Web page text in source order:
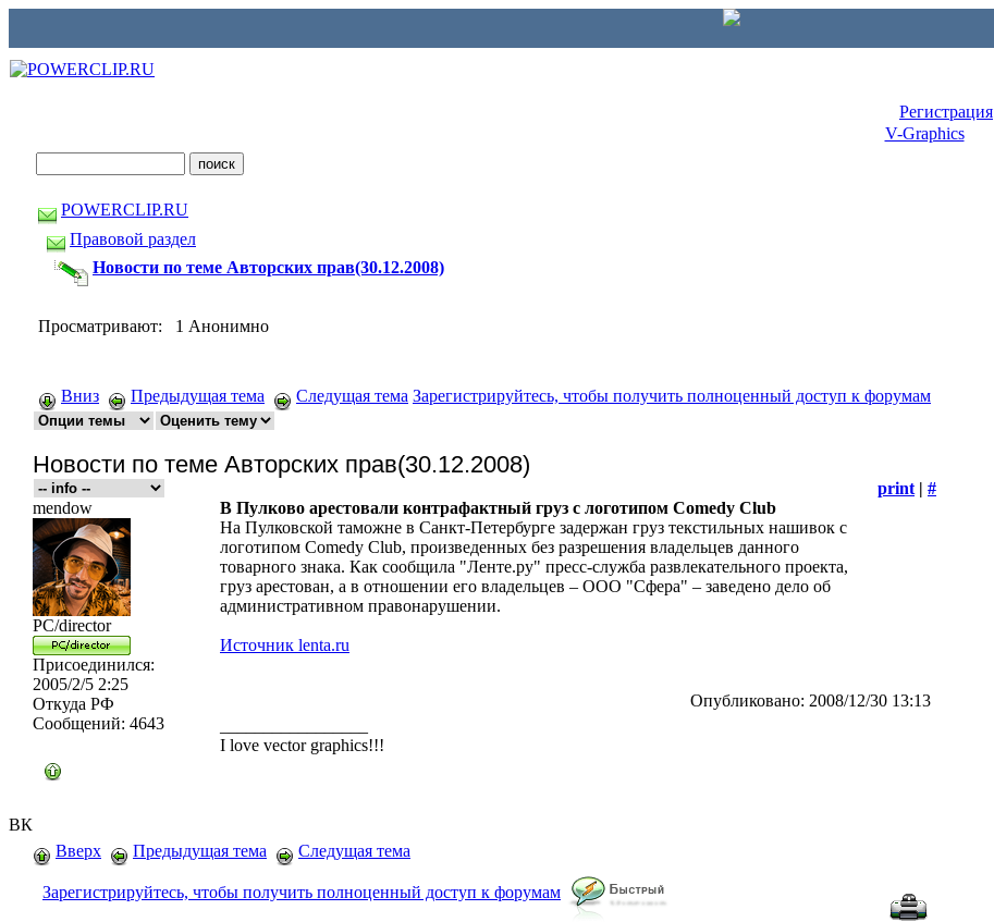
Регистрация
V-Graphics
ВК
POWERCLIP.RU
Правовой раздел
Новости по теме Авторских прав(30.12.2008)
Просматривают: 1 Анонимно
Вниз Предыдущая тема Следущая тема Зарегистрируйтесь, чтобы получить полноценный доступ к форумам
Новости по теме Авторских прав(30.12.2008)
print | #
mendow
PC/director
Присоединился:
2005/2/5 2:25
Откуда РФ
Сообщений: 4643
В Пулково арестовали контрафактный груз с логотипом Comedy Club
На Пулковской таможне в Санкт-Петербурге задержан груз текстильных нашивок с
логотипом Comedy Club, произведенных без разрешения владельцев данного
товарного знака. Как сообщила "Ленте.ру" пресс-служба развлекательного проекта,
груз арестован, а в отношении его владельцев – ООО "Сфера" – заведено дело об
административном правонарушении.
Источник lenta.ru
Опубликовано: 2008/12/30 13:13
I love vector graphics!!!
Вверх Предыдущая тема Следущая тема
Зарегистрируйтесь, чтобы получить полноценный доступ к форумам